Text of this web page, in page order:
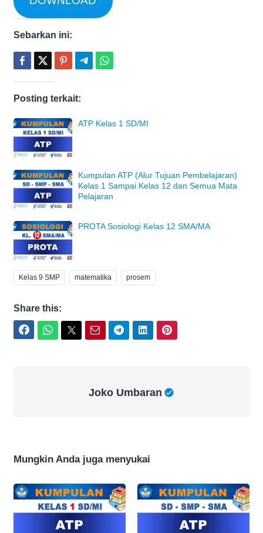
Sebarkan ini:
Posting terkait:
ATP Kelas 1 SD/MI
Kumpulan ATP (Alur Tujuan Pembelajaran)
Kelas 1 Sampai Kelas 12 dan Semua Mata
Pelajaran
PROTA Sosiologi Kelas 12 SMA/MA
Kelas 9 SMP matematika prosem
Share this:
Joko Umbaran
Mungkin Anda juga menyukai